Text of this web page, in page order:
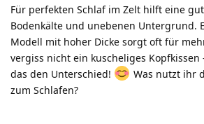
Für perfekten Schlaf im Zelt hilft eine
Bodenkälte und unebenen Untergrund.
Modell mit hoher Dicke sorgt oft für
vergiss nicht ein kuscheliges Kopfkissen
das den Unterschied!
Was nutzt ihr
zum Schlafen?